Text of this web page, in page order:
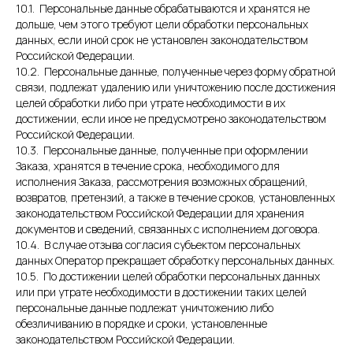
10.1. Персональные данные обрабатываются и хранятся не
дольше, чем этого требуют цели обработки персональных
данных, если иной срок не установлен законодательством
Российской Федерации.
10.2. Персональные данные, полученные через форму обратной
связи, подлежат удалению или уничтожению после достижения
целей обработки либо при утрате необходимости в их
достижении, если иное не предусмотрено законодательством
Российской Федерации.
10.3. Персональные данные, полученные при оформлении
Заказа, хранятся в течение срока, необходимого для
исполнения Заказа, рассмотрения возможных обращений,
возвратов, претензий, а также в течение сроков, установленных
законодательством Российской Федерации для хранения
документов и сведений, связанных с исполнением договора.
10.4. В случае отзыва согласия субъектом персональных
данных Оператор прекращает обработку персональных данных.
10.5. По достижении целей обработки персональных данных
или при утрате необходимости в достижении таких целей
персональные данные подлежат уничтожению либо
обезличиванию в порядке и сроки, установленные
законодательством Российской Федерации.